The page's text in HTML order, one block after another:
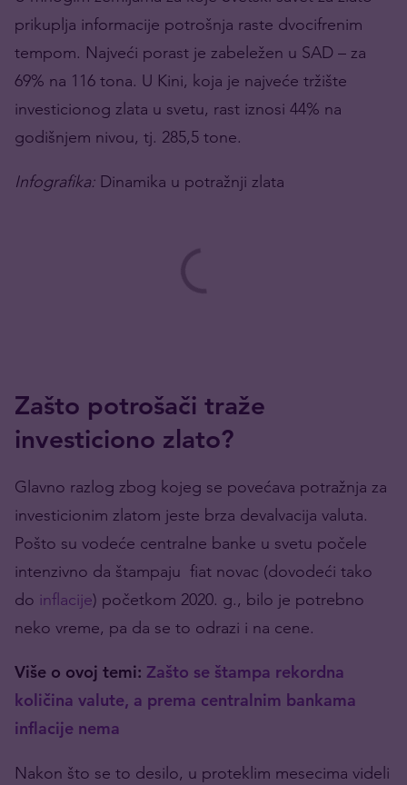
prikuplja informacije potrošnja raste dvocifrenim
tempom. Najveći porast je zabeležen u SAD – za
69% na 116 tona. U Kini, koja je najveće tržište
investicionog zlata u svetu, rast iznosi 44% na
godišnjem nivou, tj. 285,5 tone.
Infografika: Dinamika u potražnji zlata
Zašto potrošači traže
investiciono zlato?
Glavno razlog zbog kojeg se povećava potražnja za
investicionim zlatom jeste brza devalvacija valuta.
Pošto su vodeće centralne banke u svetu počele
intenzivno da štampaju fiat novac (dovodeći tako
do inflacije) početkom 2020. g., bilo je potrebno
neko vreme, pa da se to odrazi i na cene.
Više o ovoj temi: Zašto se štampa rekordna
količina valute, a prema centralnim bankama
inflacije nema
Nakon što se to desilo, u proteklim mesecima videli